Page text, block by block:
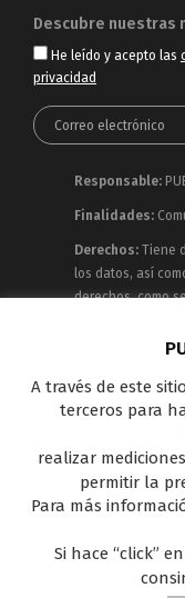
Descubre nuestras
He leído y acepto las
privacidad
Responsable:
Finalidades:
Derechos: Tiene
los datos, así
derechos, como
concesionaria
canales en
Boing, Divinity ,
oferta en el
experiencia
soportes
A través de este
terceros para
realizar
permitir la
Para más
Si hace “click”